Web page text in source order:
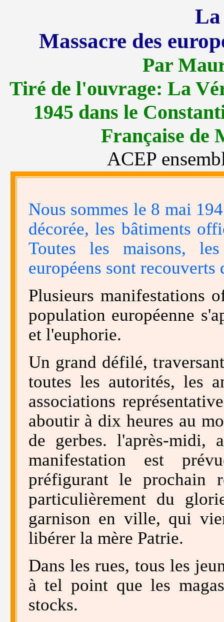
Massacre des
Par
Tiré de l'ouvrage: La
1945 dans le
Française
ACEP
Nous sommes le 8 mai
décorée, les bâtiments
Toutes les maisons,
européens sont
Plusieurs manifestations
population européenne
et l'euphorie.
Un grand défilé,
toutes les autorités, les
associations
aboutir à dix heures au
de gerbes. l'après-midi,
manifestation est
préfigurant le prochain
particulièrement du
garnison en ville, qui
libérer la mère Patrie.
Dans les rues, tous les
à tel point que les
stocks.